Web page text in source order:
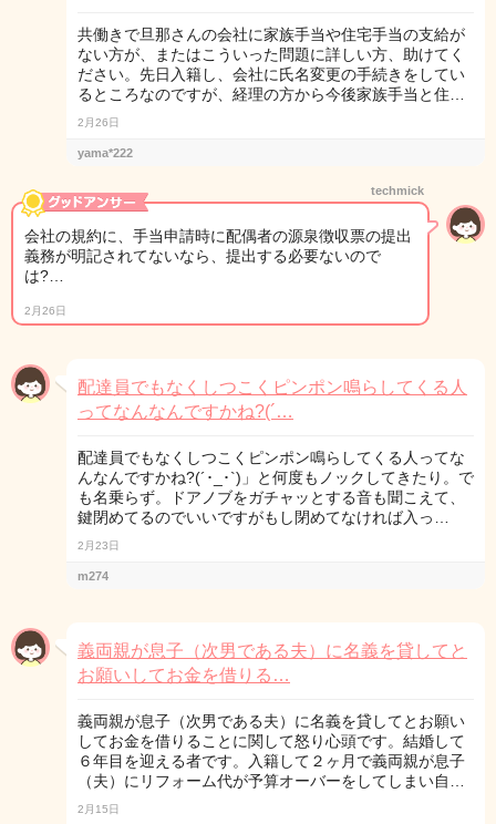
共働きで旦那さんの会社に家族手当や住宅手当の支給が
ない方が、またはこういった問題に詳しい方、助けてく
ださい。先日入籍し、会社に氏名変更の手続きをしてい
るところなのですが、経理の方から今後家族手当と住…
2月26日
yama*222
techmick
会社の規約に、手当申請時に配偶者の源泉徴収票の提出
義務が明記されてないなら、提出する必要ないので
は?…
2月26日
配達員でもなくしつこくピンポン鳴らしてくる人
ってなんなんですかね?(´…
配達員でもなくしつこくピンポン鳴らしてくる人ってな
んなんですかね?(´･_･`)」と何度もノックしてきたり。で
も名乗らず。ドアノブをガチャッとする音も聞こえて、
鍵閉めてるのでいいですがもし閉めてなければ入っ…
2月23日
m274
義両親が息子（次男である夫）に名義を貸してと
お願いしてお金を借りる…
義両親が息子（次男である夫）に名義を貸してとお願い
してお金を借りることに関して怒り心頭です。結婚して
６年目を迎える者です。入籍して２ヶ月で義両親が息子
（夫）にリフォーム代が予算オーバーをしてしまい自…
2月15日